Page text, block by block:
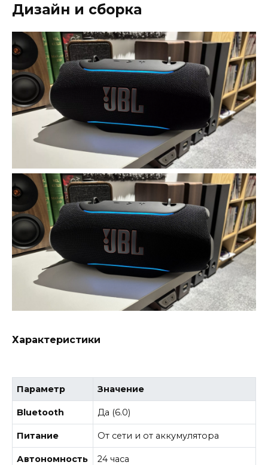
Дизайн и сборка
Характеристики
Параметр Значение
Bluetooth Да (6.0)
Питание От сети и от аккумулятора
Автономность 24 часа